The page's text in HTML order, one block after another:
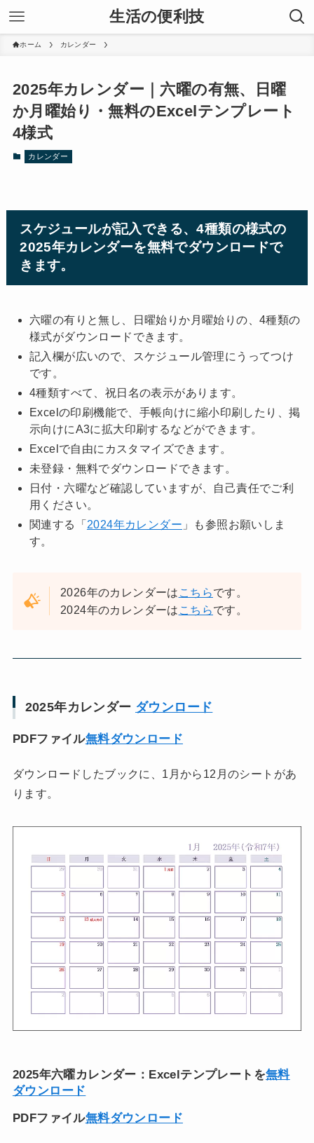
生活の便利技
ホーム カレンダー
2025年カレンダー｜六曜の有無、日曜
か月曜始り・無料のExcelテンプレート
4様式
カレンダー
スケジュールが記入できる、4種類の様式の
2025年カレンダーを無料でダウンロードで
きます。
六曜の有りと無し、日曜始りか月曜始りの、4種類の
様式がダウンロードできます。
記入欄が広いので、スケジュール管理にうってつけ
です。
4種類すべて、祝日名の表示があります。
Excelの印刷機能で、手帳向けに縮小印刷したり、掲
示向けにA3に拡大印刷するなどができます。
Excelで自由にカスタマイズできます。
未登録・無料でダウンロードできます。
日付・六曜など確認していますが、自己責任でご利
用ください。
関連する「 2024年カレンダー 」も参照お願いしま
す。
2026年のカレンダーは こちらです。
2024年のカレンダーは こちらです。
2025年カレンダー ダウンロード
PDFファイル無料ダウンロード
ダウンロードしたブックに、1月から12月のシートがあ
ります。
2025年六曜カレンダー：Excelテンプレートを無料
ダウンロード
PDFファイル無料ダウンロード